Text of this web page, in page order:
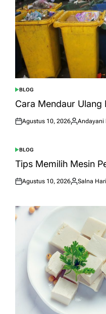
POSTED
IN
BLOG
Cara Mendaur Ulang
Posted
Agustus 10, 2026
Posted
Andayani
POSTED
IN
BLOG
Tips Memilih Mesin
Posted
Agustus 10, 2026
Posted
Salna